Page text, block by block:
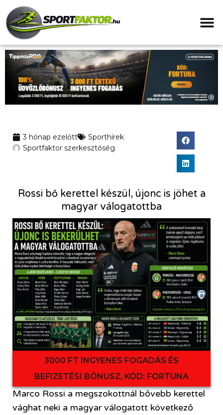
3 hónap ezelőtt
Sporthírek
Sportfaktor szerkesztőség
3000 FT INGYENES FOGADÁS ÉS
BEFIZETÉSI BÓNUSZ, KÓD: FORTUNA
Rossi bő kerettel készül, újonc is jöhet a
magyar válogatottba
Marco Rossi a megszokottnál bővebb kerettel
vághat neki a magyar válogatott következő